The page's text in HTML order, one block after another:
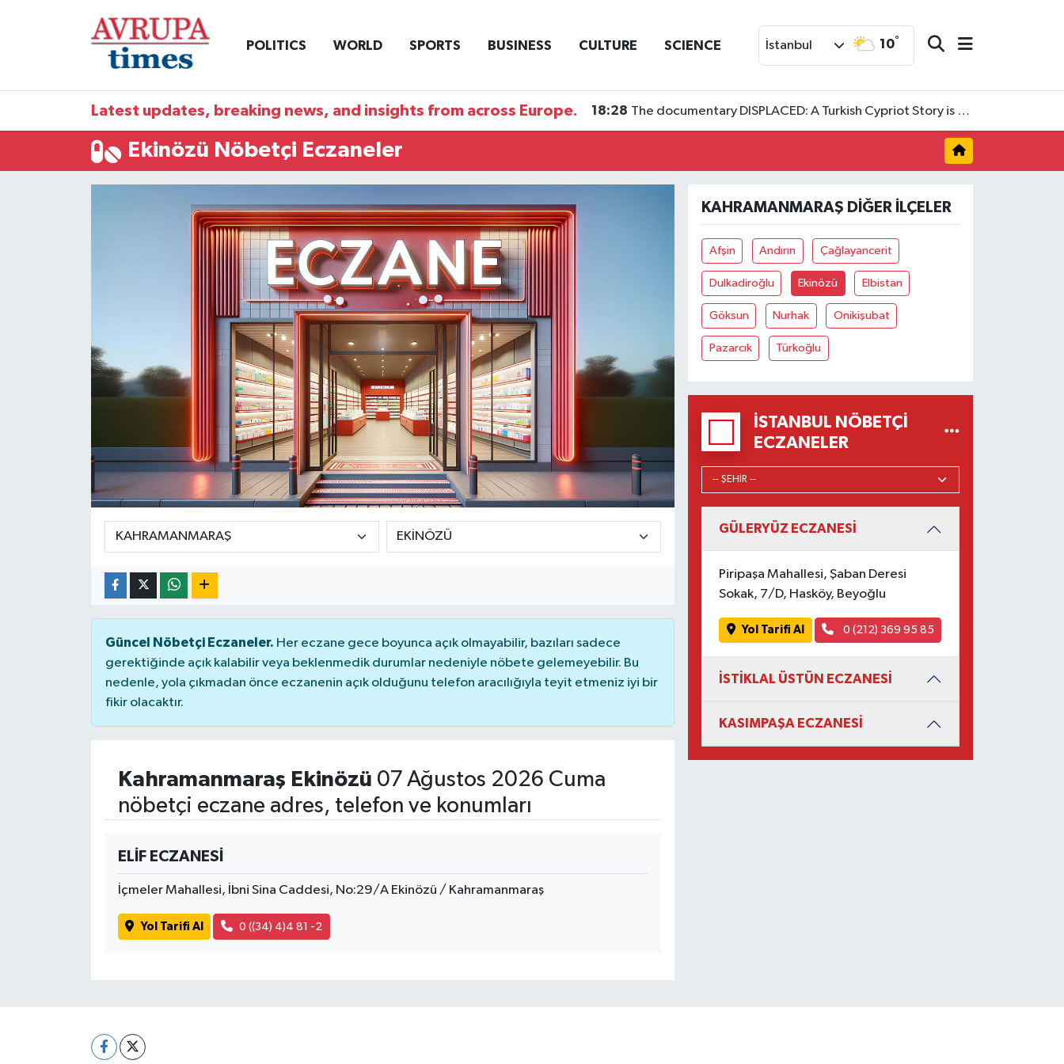
POLITICS WORLD SPORTS BUSINESS CULTURE SCIENCE İstanbul 10°
Latest updates, breaking news, and insights from across Europe. 18:28 The documentary DISPLACED: A Turkish Cypriot Story is now available to watch
Ekinözü Nöbetçi Eczaneler
Güncel Nöbetçi Eczaneler. Her eczane gece boyunca açık olmayabilir, bazıları sadece
gerektiğinde açık kalabilir veya beklenmedik durumlar nedeniyle nöbete gelemeyebilir. Bu
nedenle, yola çıkmadan önce eczanenin açık olduğunu telefon aracılığıyla teyit etmeniz iyi bir
fikir olacaktır.
Kahramanmaraş Ekinözü 07 Ağustos 2026 Cuma
nöbetçi eczane adres, telefon ve konumları
ELİF ECZANESİ
İçmeler Mahallesi, İbni Sina Caddesi, No:29/A Ekinözü / Kahramanmaraş
Yol Tarifi Al 0 ((34) 4)4 81 -2
KAHRAMANMARAŞ DIĞER İLÇELER
Afşin Andırın Çağlayancerit
Dulkadiroğlu Ekinözü Elbistan
Göksun Nurhak Onikişubat
Pazarcık Türkoğlu
İSTANBUL NÖBETÇI
ECZANELER
GÜLERYÜZ ECZANESİ
Piripaşa Mahallesi, Şaban Deresi
Sokak, 7/D, Hasköy, Beyoğlu
Yol Tarifi Al 0 (212) 369 95 85
İSTİKLAL ÜSTÜN ECZANESİ
KASIMPAŞA ECZANESİ
Nöbetçi Eczaneler
Namaz Vakitleri
Süper Lig Puan Durumu ve Fikstür
Haber Arşivi